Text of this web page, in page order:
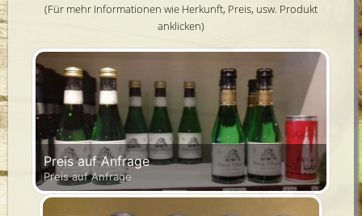
(Für mehr Informationen wie Herkunft, Preis, usw. Produkt
anklicken)
Preis auf Anfrage
Preis auf Anfrage